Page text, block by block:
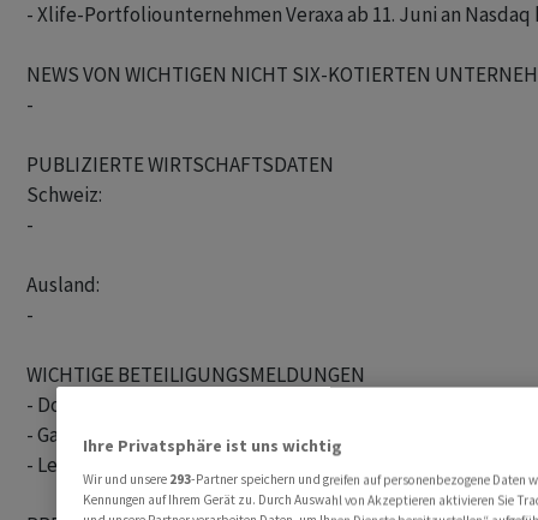
- Xlife-Portfoliounternehmen Veraxa ab 11. Juni an
NEWS VON WICHTIGEN NICHT SIX-KOTIERTEN
-
PUBLIZIERTE WIRTSCHAFTSDATEN
Schweiz:
-
Ausland:
-
WICHTIGE BETEILIGUNGSMELDUNGEN
- DocMorris: JPMorgan meldet Anteil von 11,373 Prozent/
- Galenica: Blackrock meldet Anteil von 5,004 Prozent
- Leclanché meldet Eigenanteil von <3 Prozent/3,812
Ihre Privatsphäre ist uns wichtig
Wir und unsere 293-Partner speichern und greifen auf personenbezogene Daten
Kennungen auf Ihrem Gerät zu. Durch Auswahl von Akzeptieren aktivieren Sie